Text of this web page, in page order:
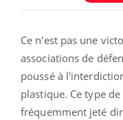
Ce n'est pas une
associations de
poussé à
plastique. Ce type
fréquemment jeté